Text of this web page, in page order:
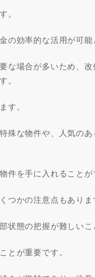
。
効率的な活用が可能
な場合が多いため、
。
す。
殊な物件や、人気の
を手に入れることが
つかの注意点もありま
状態の把握が難しいこ
とが重要です。